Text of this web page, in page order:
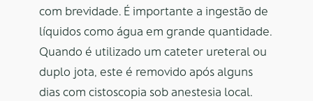
com brevidade. É importante a ingestão de
líquidos como água em grande quantidade.
Quando é utilizado um cateter ureteral ou
duplo jota, este é removido após alguns
dias com cistoscopia sob anestesia local.